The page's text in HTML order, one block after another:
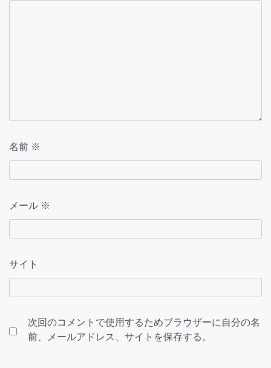
名前 ※
メール ※
サイト
次回のコメントで使用するためブラウザーに自分の名
前、メールアドレス、サイトを保存する。